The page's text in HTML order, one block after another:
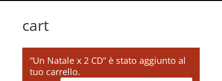
cart
“Un Natale x 2 CD” è stato aggiunto al
tuo carrello.